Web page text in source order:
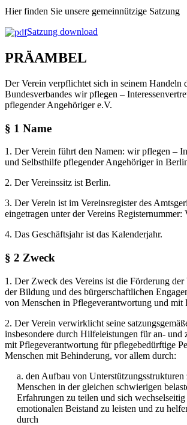
Hier finden Sie unsere gemeinnützige Satzung
Satzung download
PRÄAMBEL
Der Verein verpflichtet sich in seinem Handeln
Bundesverbandes wir pflegen –
pflegender Angehöriger e.V.
§ 1 Name
1. Der Verein führt den Namen: wir pflegen –
und Selbsthilfe pflegender Angehöriger in
2. Der Vereinssitz ist Berlin.
3. Der Verein ist im Vereinsregister des
eingetragen unter der Vereins
4. Das Geschäftsjahr ist das Kalenderjahr.
§ 2 Zweck
1. Der Zweck des Vereins ist die Förderung
der Bildung und des bürgerschaftlichen
von Menschen in Pflegeverantwortung und mit
2. Der Verein verwirklicht seine
insbesondere durch Hilfeleistungen für an- und
mit Pflegeverantwortung für pflegebedürftige
Menschen mit Behinderung, vor allem durch:
a. den Aufbau von
Menschen in der gleichen schwierigen
Erfahrungen zu teilen und sich wechselseitig
emotionalen Beistand zu leisten und zu
durch